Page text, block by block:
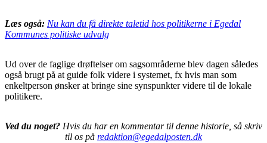
Læs også: Nu kan du få direkte taletid hos politikerne i Egedal
Kommunes politiske udvalg
Ud over de faglige drøftelser om sagsområderne blev dagen således
også brugt på at guide folk videre i systemet, fx hvis man som
enkeltperson ønsker at bringe sine synspunkter videre til de lokale
politikere.
Ved du noget? Hvis du har en kommentar til denne historie, så skriv
til os på redaktion@egedalposten.dk